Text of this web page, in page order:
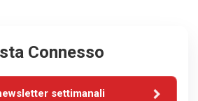
Connesso
settimanali